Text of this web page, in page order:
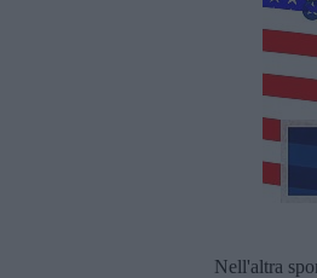
Nell'altra